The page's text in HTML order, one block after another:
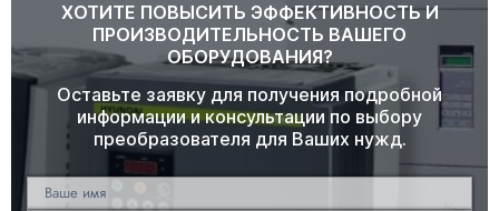
ХОТИТЕ ПОВЫСИТЬ ЭФФЕКТИВНОСТЬ И
ПРОИЗВОДИТЕЛЬНОСТЬ ВАШЕГО
ОБОРУДОВАНИЯ?
Оставьте заявку для получения подробной
информации и консультации по выбору
преобразователя для Ваших нужд.